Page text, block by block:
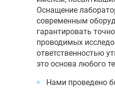
Оснащение
современным
гарантировать
проводимых
ответственностью
это основа любого
Нами проведено